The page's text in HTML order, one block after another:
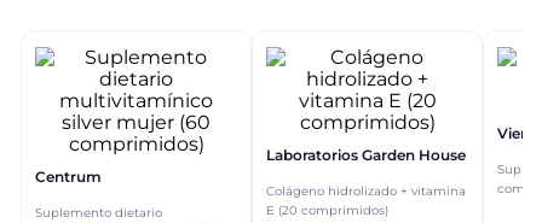
Centrum
Suplemento dietario
Laboratorios Garden House
Colágeno hidrolizado + vitamina
E (20 comprimidos)